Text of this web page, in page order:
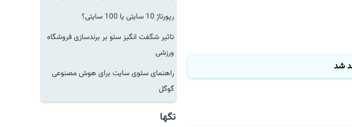
رپورتاژ 10 سایتی یا 100 سایتی؟
تاثیر شگفت انگیز سئو بر برندسازی فروشگاه
ورزشی
راهنمای سئوی سایت برای هوش مصنوعی
گوگل
تگها